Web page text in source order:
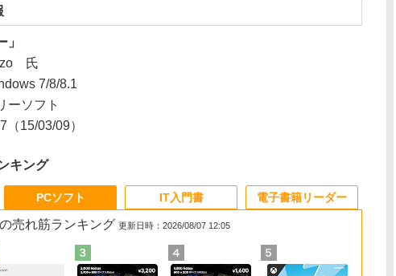
」
氏
7/8/8.1
ーソフト
（15/03/09）
キング
PCソフト
売れ筋ランキング 更新日時：2026/08/07 12:05
IT入門書 電子書籍リーダー